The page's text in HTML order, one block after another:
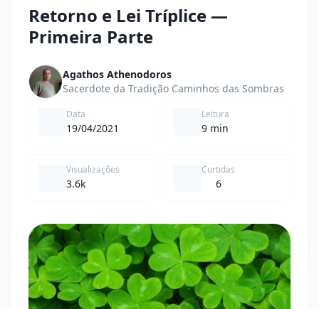
Retorno e Lei Tríplice ―
Primeira Parte
Agathos Athenodoros
Sacerdote da Tradição Caminhos das Sombras
Data
19/04/2021
Leitura
9 min
Visualizações
3.6k
Curtidas
6